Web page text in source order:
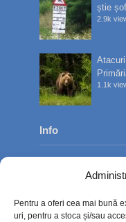
Pentru a oferi cea mai bună
uri, pentru a stoca și/sau
știe
2.9k
1.1k
Info
Contact